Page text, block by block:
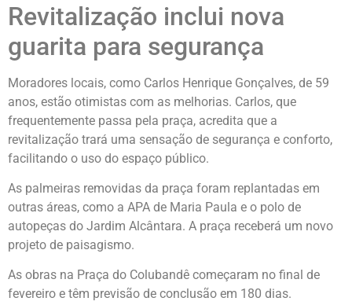
Revitalização inclui nova
guarita para segurança
Moradores locais, como Carlos Henrique Gonçalves, de 59
anos, estão otimistas com as melhorias. Carlos, que
frequentemente passa pela praça, acredita que a
revitalização trará uma sensação de segurança e conforto,
facilitando o uso do espaço público.
As palmeiras removidas da praça foram replantadas em
outras áreas, como a APA de Maria Paula e o polo de
autopeças do Jardim Alcântara. A praça receberá um novo
projeto de paisagismo.
As obras na Praça do Colubandê começaram no final de
fevereiro e têm previsão de conclusão em 180 dias.